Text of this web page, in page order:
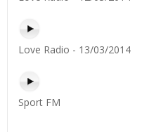
Love Radio - 13/03/2014
Sport FM